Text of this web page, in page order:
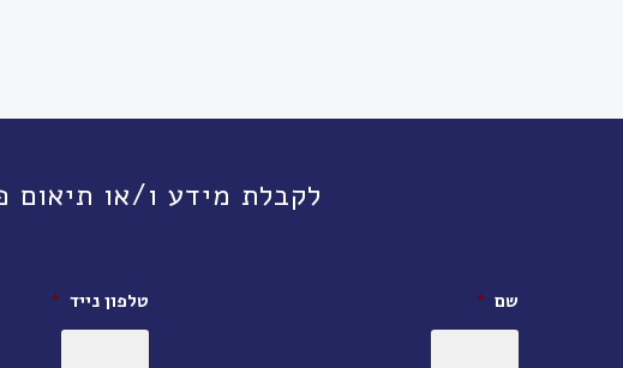
לקבלת מידע ו/או תיאום פגישה, חייגו אלינו
שם * טלפון נייד *